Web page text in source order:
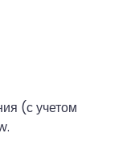
(с учетом